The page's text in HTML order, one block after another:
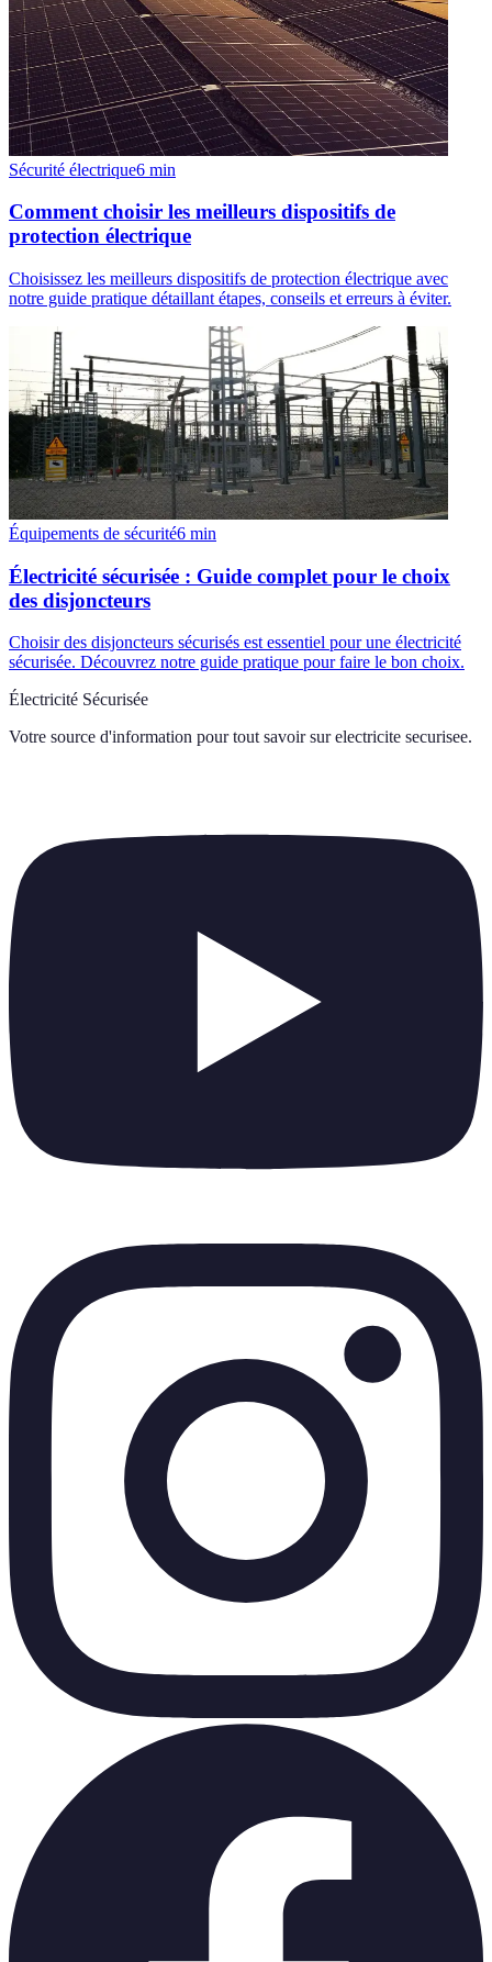
Sécurité électrique6 min
Comment choisir les meilleurs dispositifs de
protection électrique
Choisissez les meilleurs dispositifs de protection électrique avec
notre guide pratique détaillant étapes, conseils et erreurs à éviter.
Équipements de sécurité6 min
Électricité sécurisée : Guide complet pour le choix
des disjoncteurs
Choisir des disjoncteurs sécurisés est essentiel pour une électricité
sécurisée. Découvrez notre guide pratique pour faire le bon choix.
Électricité Sécurisée
Votre source d'information pour tout savoir sur electricite securisee.